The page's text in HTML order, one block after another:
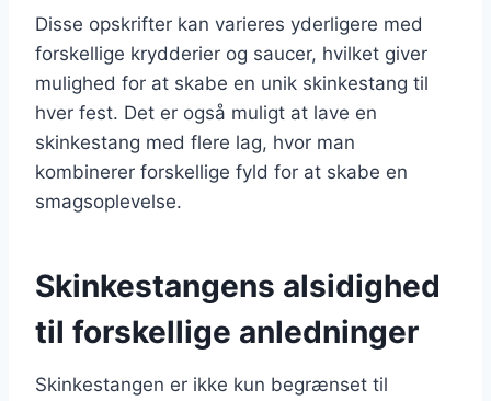
Disse opskrifter kan varieres yderligere med
forskellige krydderier og saucer, hvilket giver
mulighed for at skabe en unik skinkestang til
hver fest. Det er også muligt at lave en
skinkestang med flere lag, hvor man
kombinerer forskellige fyld for at skabe en
smagsoplevelse.
Skinkestangens alsidighed
til forskellige anledninger
Skinkestangen er ikke kun begrænset til